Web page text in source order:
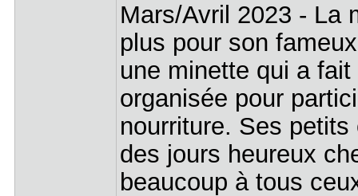
Mars/Avril 2023 - La
plus pour son
une minette qui a
organisée pour
nourriture. Ses
des jours heureux
beaucoup à tous